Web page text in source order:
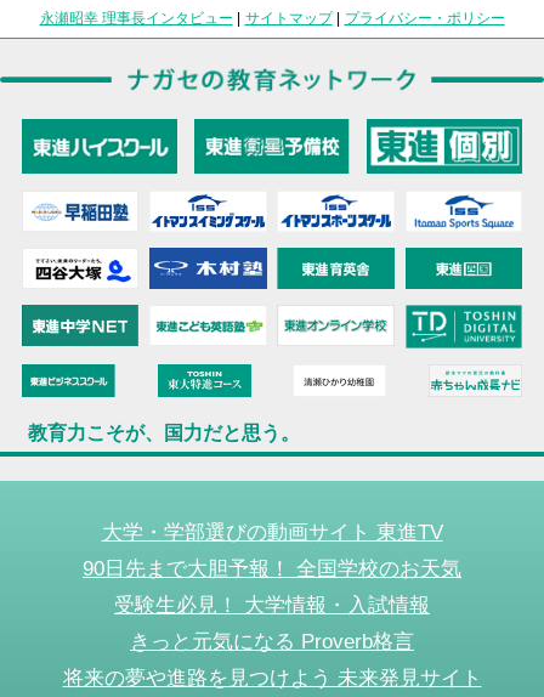
永瀬昭幸 理事長インタビュー | サイトマップ| プライバシー・ポリシー
教育力こそが、国力だと思う。
大学・学部選びの動画サイト 東進TV
90日先まで大胆予報！ 全国学校のお天気
受験生必見！ 大学情報・入試情報
きっと元気になる Proverb格言
将来の夢や進路を見つけよう 未来発見サイト